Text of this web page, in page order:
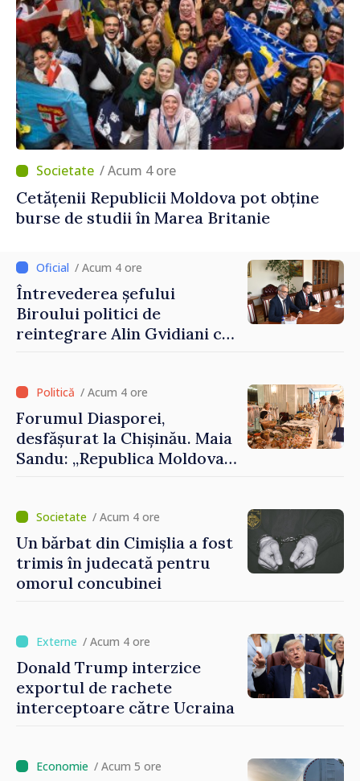
/ Acum 4 ore
Cetățenii Republicii Moldova pot obține
burse de studii în Marea Britanie
/ Acum 4 ore
Întrevederea șefului
Biroului politici de
reintegrare Alin Gvidiani cu
Crucii Roșii în Moldova
/ Acum 4 ore
Forumul Diasporei,
desfășurat la Chișinău. Maia
Sandu: „Republica Moldova
rol important în promovarea
și susținerea acestui
parcurs”
/ Acum 4 ore
Un bărbat din Cimișlia a fost
trimis în judecată pentru
omorul concubinei
/ Acum 4 ore
Donald Trump interzice
exportul de rachete
interceptoare către Ucraina
/ Acum 5 ore